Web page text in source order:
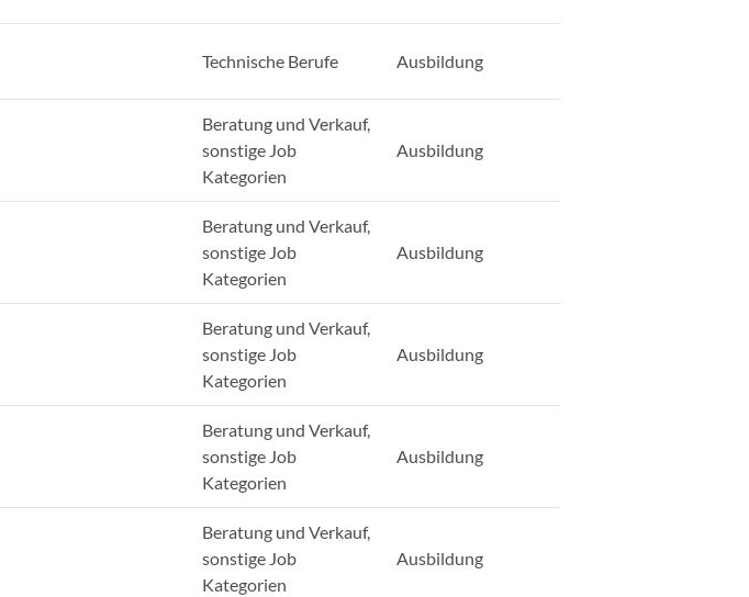
Technische Berufe Ausbildung
Beratung und Verkauf,
sonstige Job
Kategorien
Ausbildung
Beratung und Verkauf,
sonstige Job
Kategorien
Ausbildung
Beratung und Verkauf,
sonstige Job
Kategorien
Ausbildung
Beratung und Verkauf,
sonstige Job
Kategorien
Ausbildung
Beratung und Verkauf,
sonstige Job
Kategorien
Ausbildung